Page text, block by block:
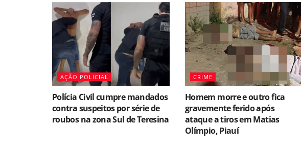
AÇÃO POLICIAL
Polícia Civil cumpre mandados
contra suspeitos por série de
roubos na zona Sul de Teresina
CRIME
Homem morre e outro fica
gravemente ferido após
ataque a tiros em Matias
Olímpio, Piauí